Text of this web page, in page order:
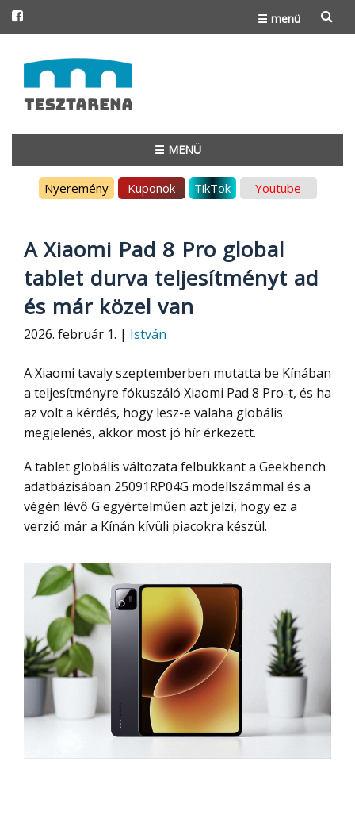
☰ menü
to
content
☰ MENÜ
Nyeremény Kuponok TikTok Youtube
A Xiaomi Pad 8 Pro global
tablet durva teljesítményt ad
és már közel van
2026. február 1. | István
A Xiaomi tavaly szeptemberben mutatta be Kínában
a teljesítményre fókuszáló Xiaomi Pad 8 Pro-t, és ha
az volt a kérdés, hogy lesz-e valaha globális
megjelenés, akkor most jó hír érkezett.
A tablet globális változata felbukkant a Geekbench
adatbázisában 25091RP04G modellszámmal és a
végén lévő G egyértelműen azt jelzi, hogy ez a
verzió már a Kínán kívüli piacokra készül.